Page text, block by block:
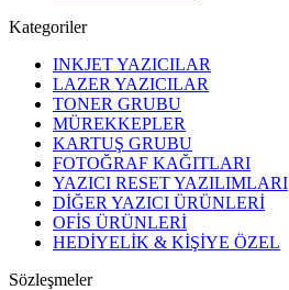
Kategoriler
INKJET YAZICILAR
LAZER YAZICILAR
TONER GRUBU
MÜREKKEPLER
KARTUŞ GRUBU
FOTOĞRAF KAĞITLARI
YAZICI RESET YAZILIMLARI
DİĞER YAZICI ÜRÜNLERİ
OFİS ÜRÜNLERİ
HEDİYELİK & KİŞİYE ÖZEL
Sözleşmeler